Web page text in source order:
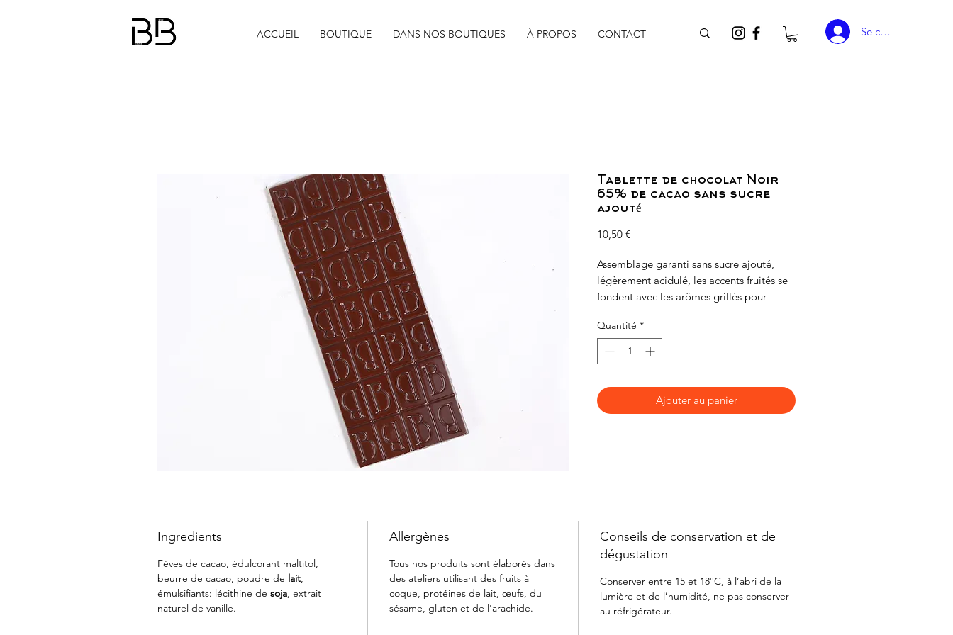
ACCUEIL BOUTIQUE DANS NOS BOUTIQUES À PROPOS CONTACT Se connecter
Tablette de chocolat Noir
65% de cacao sans sucre
ajouté
10,50 €Prix
Assemblage garanti sans sucre ajouté,
légèrement acidulé, les accents fruités se
fondent avec les arômes grillés pour
subtilement boisée.
Quantité *
Ajouter au panier
Ingredients
Fèves de cacao, édulcorant maltitol,
beurre de cacao, poudre de lait,
émulsifiants: lécithine de soja, extrait
naturel de vanille.
Allergènes
Tous nos produits sont élaborés dans
des ateliers utilisant des fruits à
coque, protéines de lait, œufs, du
sésame, gluten et de l'arachide.
Conseils de conservation et de
dégustation
Conserver entre 15 et 18°C, à l’abri de la
lumière et de l’humidité, ne pas conserver
au réfrigérateur.